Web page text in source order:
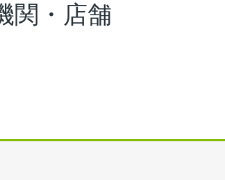
関・店舗